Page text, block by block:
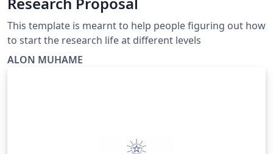
This template is mearnt to help people figuring out how
to start the research life at different levels
ALON MUHAME